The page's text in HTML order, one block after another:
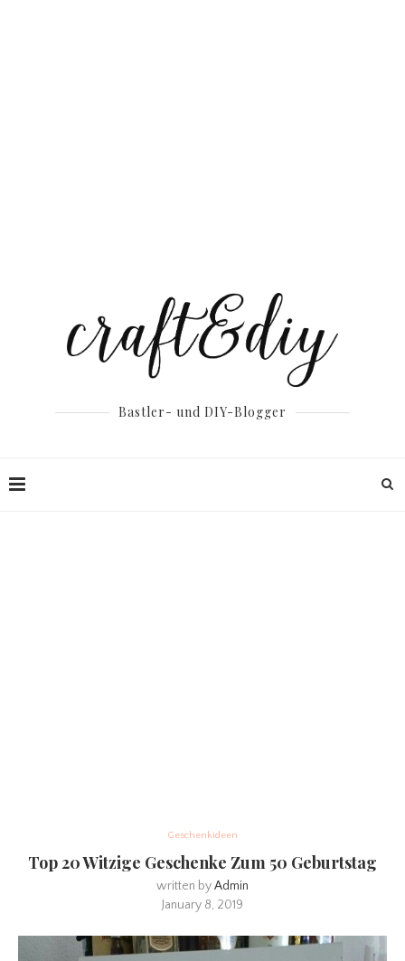
Bastler- und DIY-Blogger
Geschenkideen
Top 20 Witzige Geschenke Zum 50 Geburtstag
written byAdmin
January 8, 2019